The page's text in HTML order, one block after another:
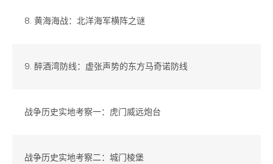
8. 黄海海战：北洋海军横阵之谜
9. 醉酒湾防线：虚张声势的东方马奇诺防线
战争历史实地考察一：虎门威远炮台
战争历史实地考察二：城门棱堡